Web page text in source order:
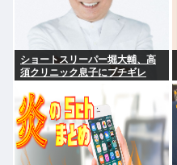
ショートスリーパー堀大輔、高
須クリニック息子にブチギレ